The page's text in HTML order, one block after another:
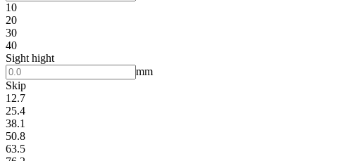
10
20
30
40
Sight hight
mm
Skip
12.7
25.4
38.1
50.8
63.5